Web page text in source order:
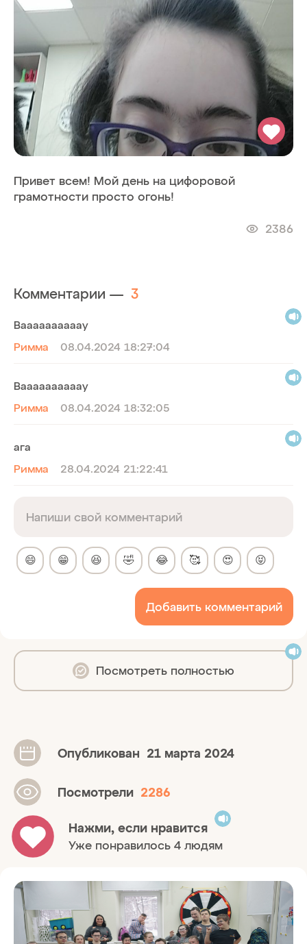
Привет всем! Мой день на цифоровой
грамотности просто огонь!
2386
Комментарии — 3
Ваааааааааау
Римма
08.04.2024 18:27:04
Ваааааааааау
Римма
08.04.2024 18:32:05
ага
Римма
28.04.2024 21:22:41
😄 😁 😆 🤣 😂 🥰 😍 😝
Добавить комментарий
Посмотреть полностью
Опубликован 21 марта 2024
Посмотрели 2286
Нажми, если нравится
Уже понравилось 4 людям